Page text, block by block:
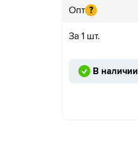
Опт ?
За 1 шт.
В наличии